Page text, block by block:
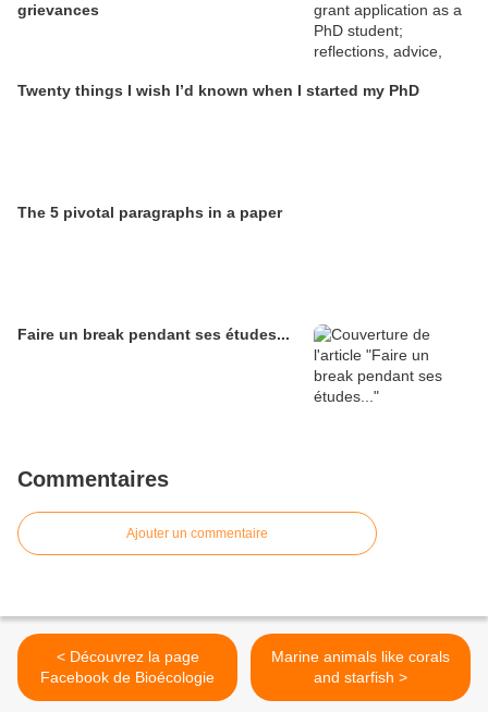
grievances
Twenty things I wish I’d known when I started my PhD
The 5 pivotal paragraphs in a paper
Faire un break pendant ses études...
Commentaires
Ajouter un commentaire
< Découvrez la page
Facebook de Bioécologie
Marine animals like corals
and starfish >